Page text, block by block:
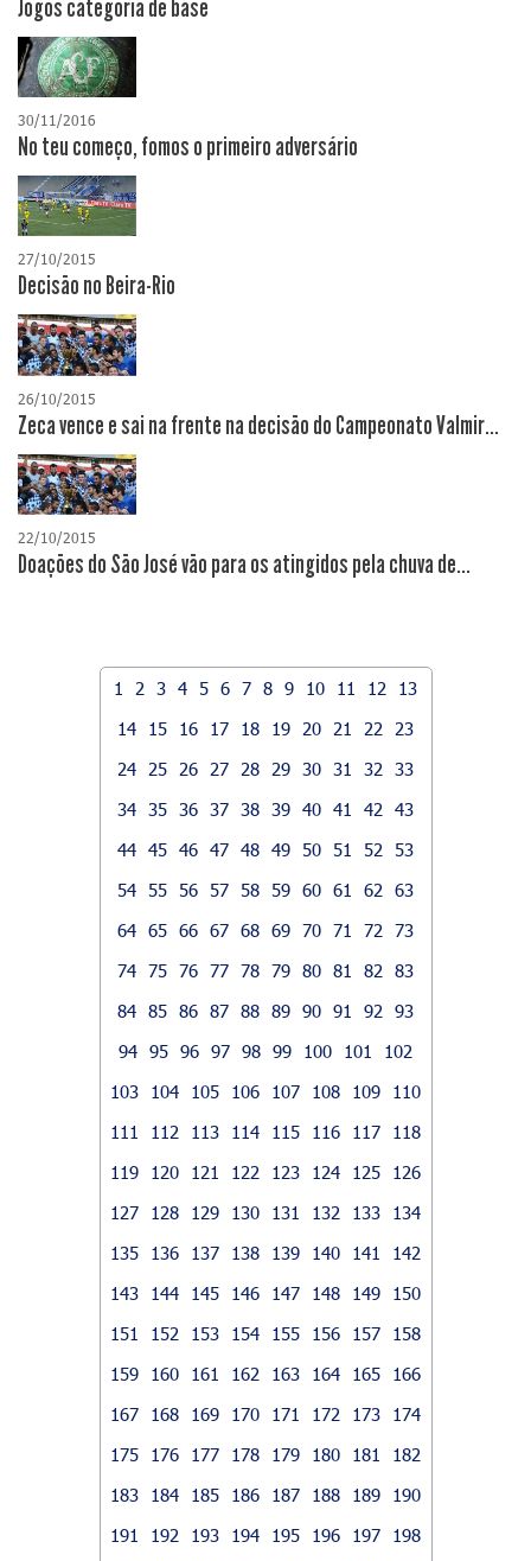
Jogos categoria de base
30/11/2016
No teu começo, fomos o primeiro adversário
27/10/2015
Decisão no Beira-Rio
26/10/2015
Zeca vence e sai na frente na decisão do Campeonato Valmir...
22/10/2015
Doações do São José vão para os atingidos pela chuva de...
1 2 3 4 5 6 7 8 9 10 11 12
13
14
15 16 17 18 19 20 21 22
23
24
25 26 27 28 29 30 31 32
33
34 35 36 37 38 39 40 41 42
43
44 45 46 47 48 49 50 51 52
53
54 55 56 57 58 59 60 61 62
63
64 65 66 67 68 69 70 71 72
73
74 75 76 77 78 79 80 81 82
83
84 85 86 87 88 89 90 91 92
93
94 95 96 97 98 99 100 101
102
103
104 105 106 107 108 109
110
111
112 113 114 115 116 117
118
119
120 121 122 123 124 125
126
127
128 129 130 131 132 133
134
135
136 137 138 139 140 141
142
143
144 145 146 147 148 149
150
151
152 153 154 155 156 157
158
159
160 161 162 163 164 165
166
167
168 169 170 171 172 173
174
175
176 177 178 179 180 181
182
183
184 185 186 187 188 189
190
191
192 193 194 195 196 197
198